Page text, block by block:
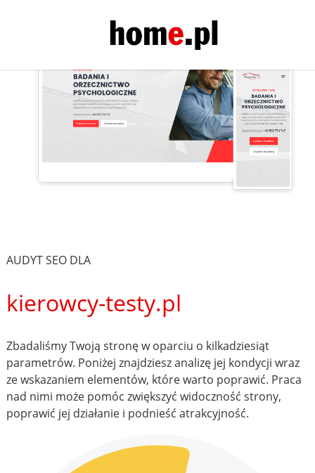
AUDYT SEO DLA
kierowcy-testy.pl
Zbadaliśmy Twoją stronę w oparciu o kilkadziesiąt
parametrów. Poniżej znajdziesz analizę jej kondycji wraz
ze wskazaniem elementów, które warto poprawić. Praca
nad nimi może pomóc zwiększyć widoczność strony,
poprawić jej działanie i podnieść atrakcyjność.